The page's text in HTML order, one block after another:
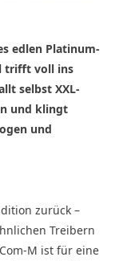
edlen Platinum-
trifft voll ins
selbst XXL-
und klingt
und
zurück –
Treibern
M ist für eine